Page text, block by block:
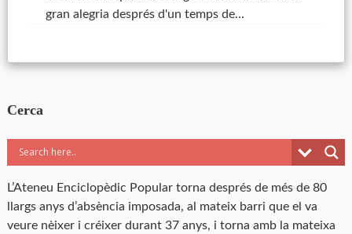
gran alegria després d'un temps de…
Cerca
L’Ateneu Enciclopèdic Popular torna després de més de 80
llargs anys d’absència imposada, al mateix barri que el va
veure nèixer i créixer durant 37 anys, i torna amb la mateixa